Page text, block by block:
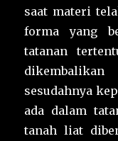
saat materi
forma yang
tatanan
sesudahnya
ada dalam
tanah liat